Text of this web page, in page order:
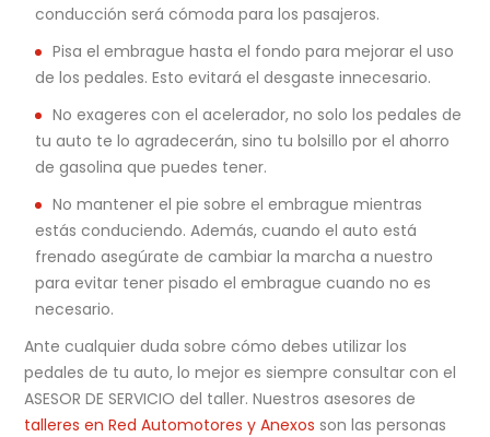
conducción será cómoda para los pasajeros.
Pisa el embrague hasta el fondo para mejorar el uso
de los pedales. Esto evitará el desgaste innecesario.
No exageres con el acelerador, no solo los pedales de
tu auto te lo agradecerán, sino tu bolsillo por el ahorro
de gasolina que puedes tener.
No mantener el pie sobre el embrague mientras
estás conduciendo. Además, cuando el auto está
frenado asegúrate de cambiar la marcha a nuestro
para evitar tener pisado el embrague cuando no es
necesario.
Ante cualquier duda sobre cómo debes utilizar los
pedales de tu auto, lo mejor es siempre consultar con el
ASESOR DE SERVICIO del taller. Nuestros asesores de
talleres en Red Automotores y Anexos son las personas